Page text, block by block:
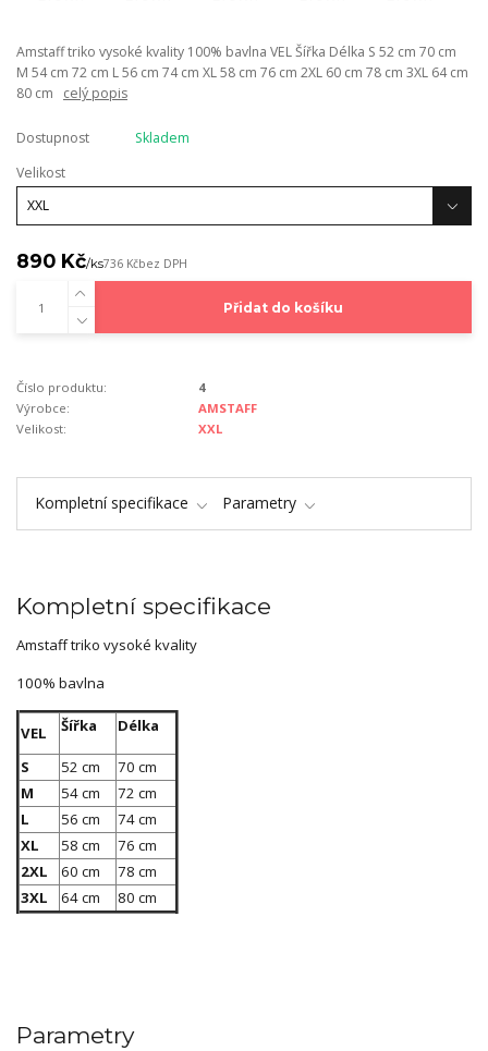
Amstaff triko vysoké kvality 100% bavlna VEL Šířka Délka S 52 cm 70 cm
M 54 cm 72 cm L 56 cm 74 cm XL 58 cm 76 cm 2XL 60 cm 78 cm 3XL 64 cm
80 cm celý popis
Dostupnost
Skladem
Velikost
890 Kč/ks736 Kčbez DPH
Přidat do košíku
Číslo produktu:
4
Výrobce:
AMSTAFF
Velikost:
XXL
Kompletní specifikace Parametry
Kompletní specifikace
Amstaff triko vysoké kvality
100% bavlna
VEL Šířka Délka
S 52 cm
70 cm
M
54 cm
72 cm
L
56 cm
74 cm
XL
58 cm
76 cm
2XL
60 cm
78 cm
3XL
64 cm 80 cm
Parametry